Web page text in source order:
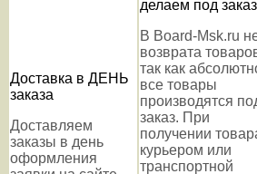
Доставка в ДЕНЬ
заказа
Доставляем
заказы в день
оформления
делаем под заказ
В Board-Msk.ru
возврата
так как
все товары
производятся
заказ. При
получении
курьером или
транспортной